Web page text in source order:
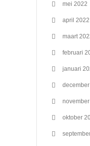
mei 2022
april 2022
maart
februari
januari
oktober